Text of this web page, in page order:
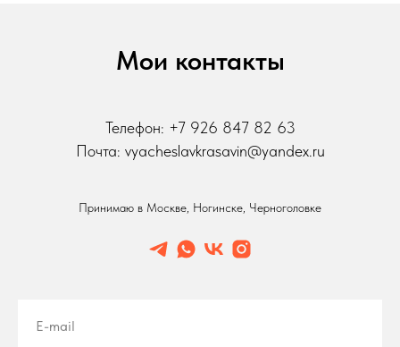
Мои контакты
Телефон: +7 926 847 82 63
Почта: vyacheslavkrasavin@yandex.ru
Принимаю в Москве, Ногинске, Черноголовке
E-mail